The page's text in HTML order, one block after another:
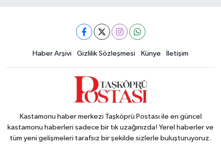
Haber Arşivi Gizlilik Sözleşmesi Künye İletişim
Kastamonu haber merkezi Taşköprü Postası ile en güncel
kastamonu haberleri sadece bir tık uzağınızda! Yerel haberler ve
tüm yeni gelişmeleri tarafsız bir şekilde sizlerle buluşturuyoruz.